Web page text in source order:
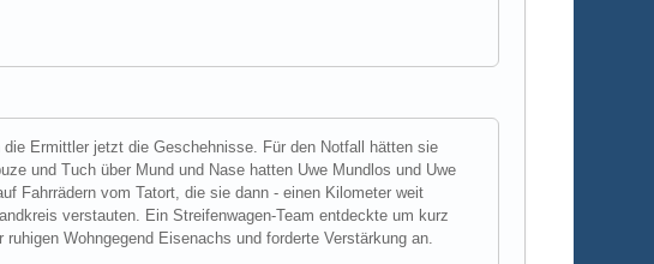
Ermittler jetzt die Geschehnisse. Für den Notfall hätten sie
und Tuch über Mund und Nase hatten Uwe Mundlos und Uwe
Fahrrädern vom Tatort, die sie dann - einen Kilometer weit
verstauten. Ein Streifenwagen-Team entdeckte um kurz
Wohngegend Eisenachs und forderte Verstärkung an.